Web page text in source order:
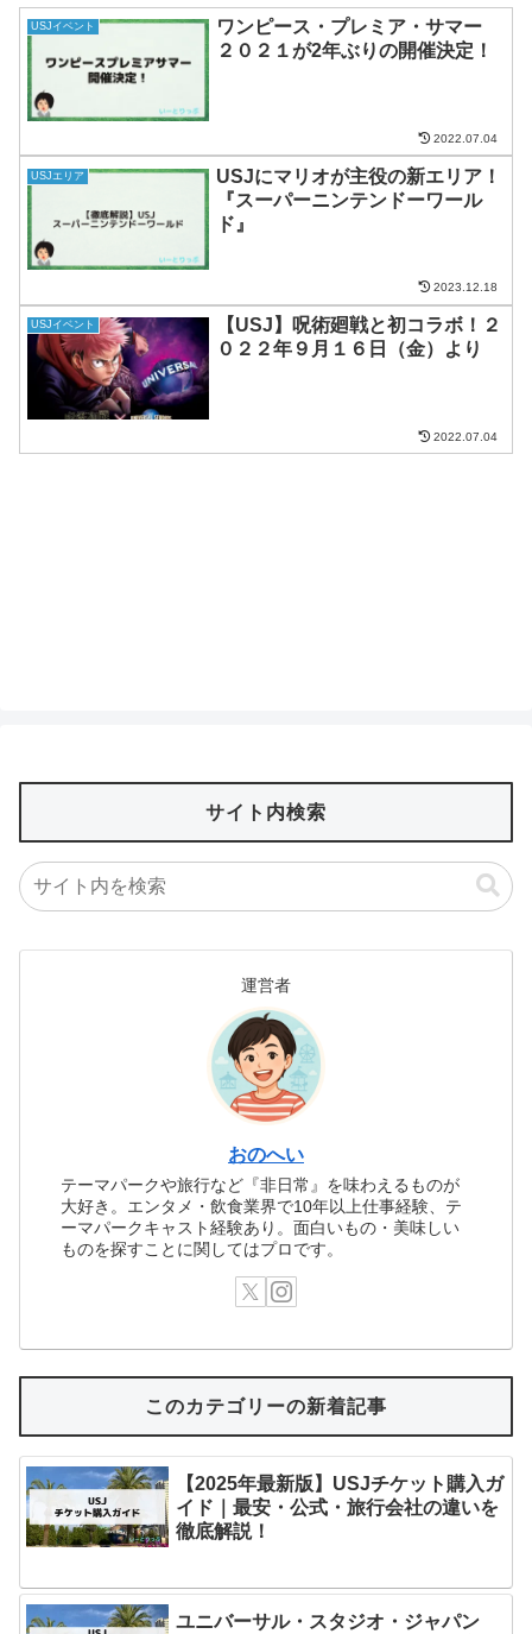
USJイベント
ワンピース・プレミア・サマー
２０２１が2年ぶりの開催決定！
2022.07.04
USJエリア
USJにマリオが主役の新エリア！
『スーパーニンテンドーワール
ド』
2023.12.18
USJイベント
【USJ】呪術廻戦と初コラボ！２
０２２年９月１６日（金）より
2022.07.04
サイト内検索
運営者
おのへい
テーマパークや旅行など『非日常』を味わえるものが
大好き。エンタメ・飲食業界で10年以上仕事経験、テ
ーマパークキャスト経験あり。面白いもの・美味しい
ものを探すことに関してはプロです。
このカテゴリーの新着記事
【2025年最新版】USJチケット購入ガ
イド｜最安・公式・旅行会社の違いを
徹底解説！
ユニバーサル・スタジオ・ジャパン